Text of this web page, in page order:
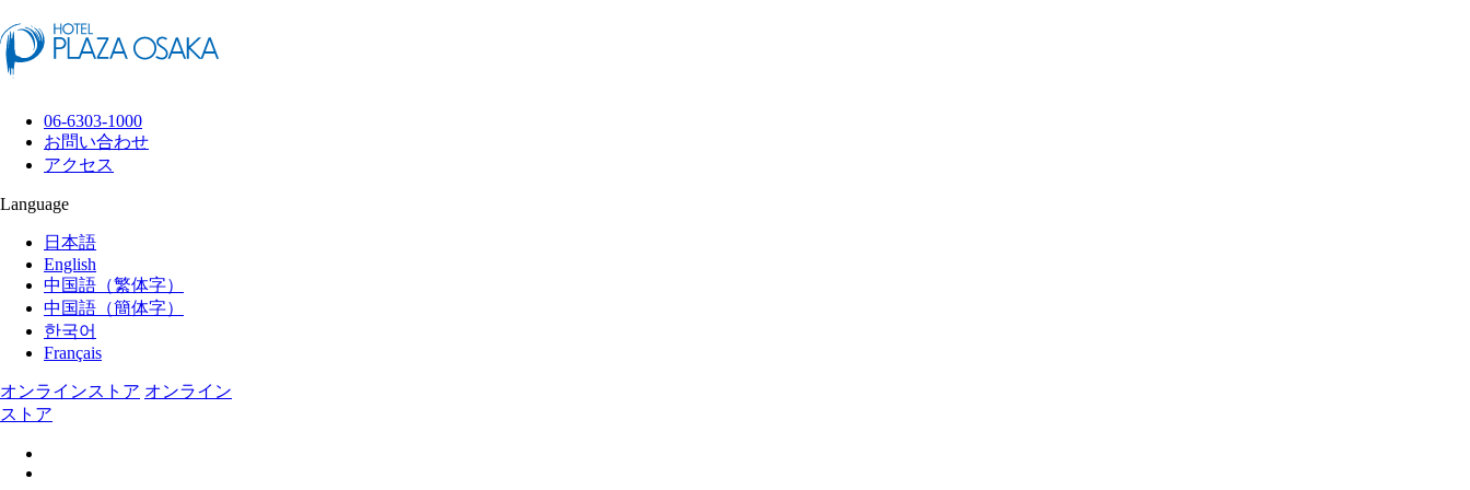
06-6303-1000
お問い合わせ
アクセス
Language
日本語
English
中国語（繁体字）
中国語（簡体字）
한국어
Français
オンラインストア オンライン
ストア